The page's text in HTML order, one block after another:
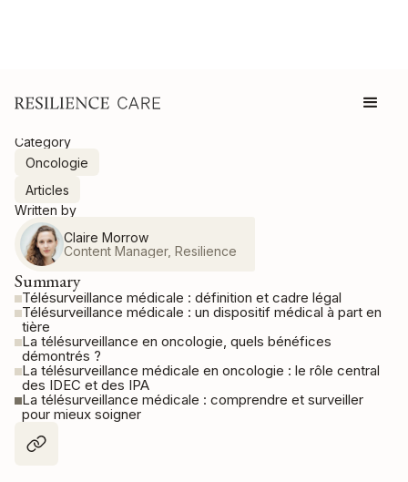
Category
Oncologie
Articles
Written by
Claire Morrow
Content Manager, Resilience
Summary
Télésurveillance médicale : définition et cadre légal
Télésurveillance médicale : un dispositif médical à part en
tière
La télésurveillance en oncologie, quels bénéfices
démontrés ?
La télésurveillance médicale en oncologie : le rôle central
des IDEC et des IPA
La télésurveillance médicale : comprendre et surveiller
pour mieux soigner